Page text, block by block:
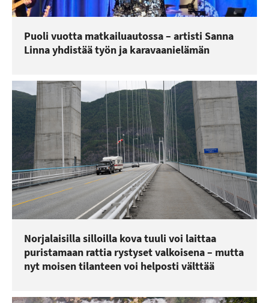
Puoli vuotta matkailuautossa – artisti Sanna
Linna yhdistää työn ja karavaanielämän
Norjalaisilla silloilla kova tuuli voi laittaa
puristamaan rattia rystyset valkoisena – mutta
nyt moisen tilanteen voi helposti välttää